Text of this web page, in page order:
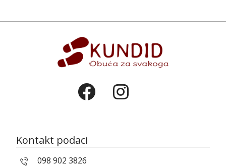
Kontakt podaci
098 902 3826